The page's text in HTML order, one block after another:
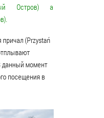
Остров) а
(Przystań
данный момент
посещения в